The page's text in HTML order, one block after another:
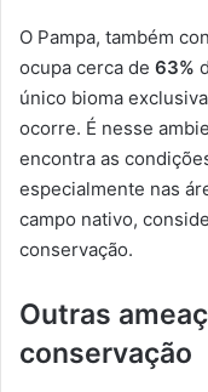
O Pampa, também
ocupa cerca de 63%
único bioma
ocorre. É nesse
encontra as
especialmente nas
campo nativo,
conservação.
Outras
conservação